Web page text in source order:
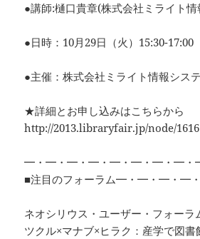
●講師:樋口貴章(株式会社ミライト
●日時：10月29日（火）15:30-17:00
●主催：株式会社ミライト情報シス
★詳細とお申し込みはこちらから
http://2013.libraryfair.jp/node/1616
━・━・━・━・━・━・━・━
■注目のフォーラム━・━・━・━
ネオシリウス・ユーザー・フォーラ
ツクル×マナブ×ヒラク：産学で図書